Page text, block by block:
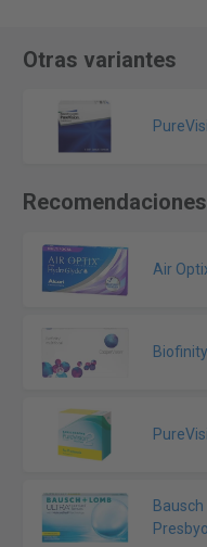
Otras variantes
Air